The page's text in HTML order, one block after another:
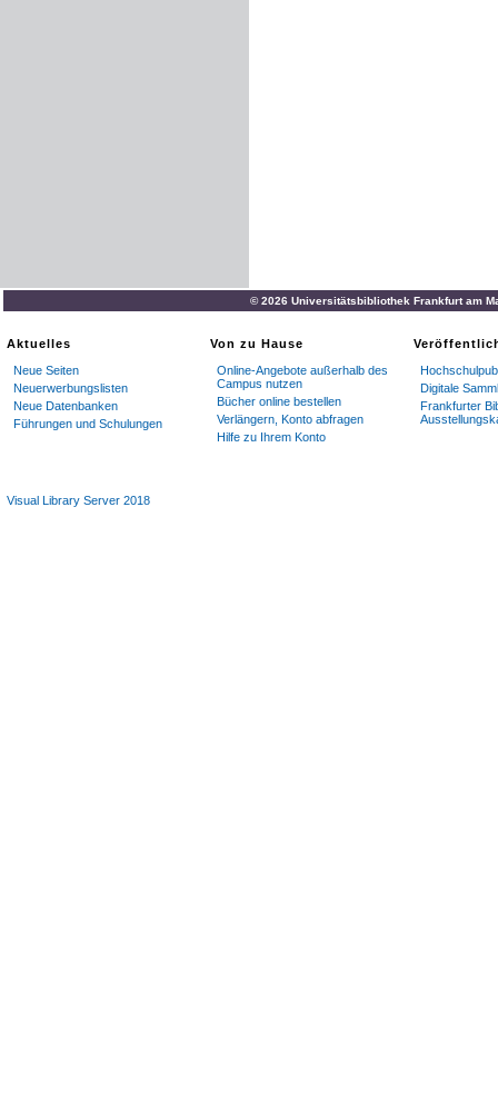
© 2026 Universitätsbibliothek Frankfurt am
Aktuelles
Neue Seiten
Neuerwerbungslisten
Neue Datenbanken
Führungen und Schulungen
Von zu Hause
Online-Angebote außerhalb des
Campus nutzen
Bücher online bestellen
Verlängern, Konto abfragen
Hilfe zu Ihrem Konto
Digitale
Frankfurter
Visual Library Server 2018